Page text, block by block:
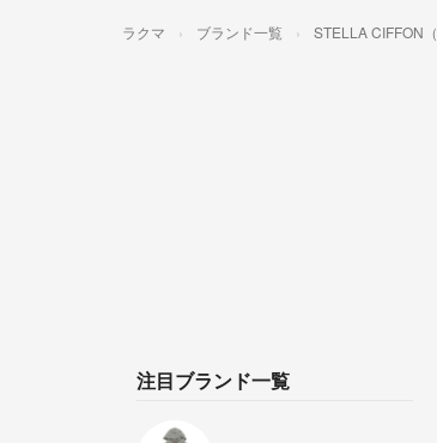
ラクマ ブランド一覧 STELLA CIFFON
注目ブランド一覧